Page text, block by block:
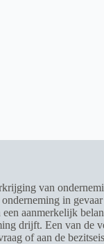
van
in
aanmerkelijk
drijft. Een van de
of aan de